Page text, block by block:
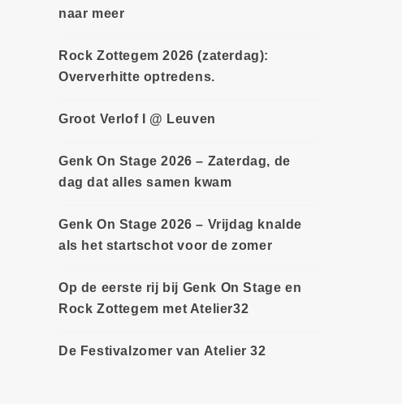
naar meer
Rock Zottegem 2026 (zaterdag):
Oververhitte optredens.
Groot Verlof I @ Leuven
Genk On Stage 2026 – Zaterdag, de
dag dat alles samen kwam
Genk On Stage 2026 – Vrijdag knalde
als het startschot voor de zomer
Op de eerste rij bij Genk On Stage en
Rock Zottegem met Atelier32
De Festivalzomer van Atelier 32